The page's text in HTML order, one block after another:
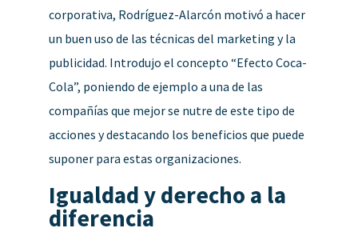
corporativa, Rodríguez-Alarcón motivó a hacer
un buen uso de las técnicas del marketing y la
publicidad. Introdujo el concepto “Efecto Coca-
Cola”, poniendo de ejemplo a una de las
compañías que mejor se nutre de este tipo de
acciones y destacando los beneficios que puede
suponer para estas organizaciones.
Igualdad y derecho a la
diferencia